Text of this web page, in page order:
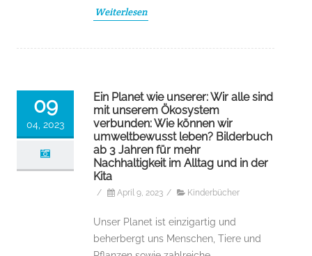
Weiterlesen
09
04, 2023
Ein Planet wie unserer: Wir alle sind
mit unserem Ökosystem
verbunden: Wie können wir
umweltbewusst leben? Bilderbuch
ab 3 Jahren für mehr
Nachhaltigkeit im Alltag und in der
Kita
/ April 9, 2023 / Kinderbücher
Unser Planet ist einzigartig und
beherbergt uns Menschen, Tiere und